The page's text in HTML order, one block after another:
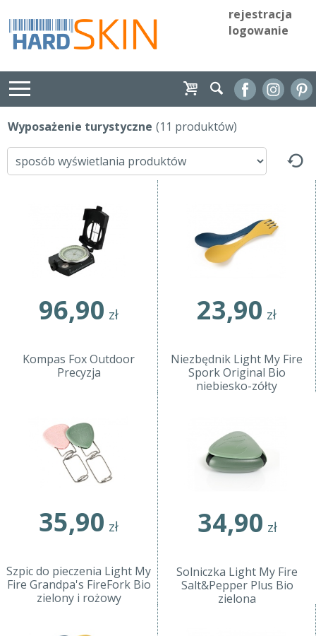
rejestracja
logowanie
Wyposażenie turystyczne (11 produktów)
96,90 zł
Kompas Fox Outdoor
Precyzja
23,90 zł
Niezbędnik Light My Fire
Spork Original Bio
niebiesko-zółty
35,90 zł
Szpic do pieczenia Light My
Fire Grandpa's FireFork Bio
zielony i rożowy
34,90 zł
Solniczka Light My Fire
Salt&Pepper Plus Bio
zielona